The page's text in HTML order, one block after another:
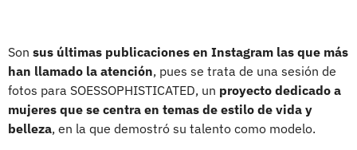
Son sus últimas publicaciones en Instagram las que más
han llamado la atención, pues se trata de una sesión de
fotos para SOESSOPHISTICATED, un proyecto dedicado a
mujeres que se centra en temas de estilo de vida y
belleza, en la que demostró su talento como modelo.